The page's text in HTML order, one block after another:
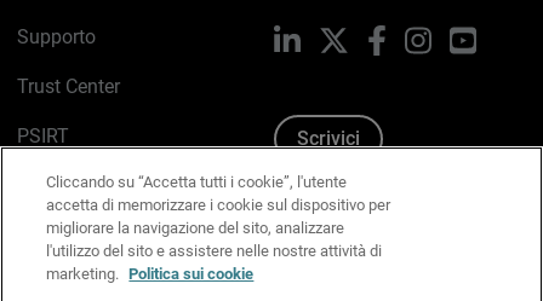
Supporto
Trust Center
PSIRT
Politica sui cookie
Informativa sulla privacy
Kit Media & Brand
LinkedIn FacebookInstagram
Scrivici
Cliccando su “Accetta tutti i cookie”, l'utente
accetta di memorizzare i cookie sul dispositivo per
migliorare la navigazione del sito, analizzare
l'utilizzo del sito e assistere nelle nostre attività di
marketing. Politica sui cookie